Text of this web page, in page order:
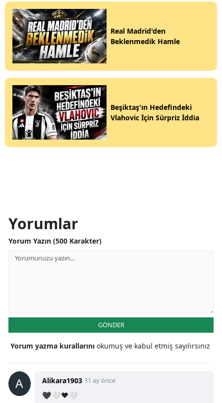
Real Madrid'den
Beklenmedik Hamle
Beşiktaş'ın Hedefindeki
Vlahovic İçin Sürpriz İddia
Yorumlar
Yorum Yazın (500 Karakter)
GÖNDER
Yorum yazma kurallarını okumuş ve kabul etmiş sayılırsınız
Alikara1903 11 ay önce
🖤🤍♥️🤍